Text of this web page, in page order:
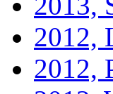
2012,
2012,